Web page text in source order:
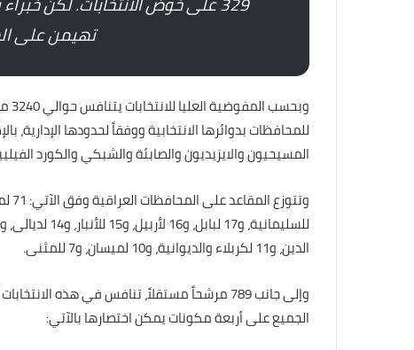
تهيمن على
المسيحيون والايزيديون والصابئة والشبكي والكورد
الدين، و11 لكربلاء والديوانية، و10 لميسان، و7 للمثنى.
الجميع على أربعة مكونات يمكن اختصارها بالآتي: